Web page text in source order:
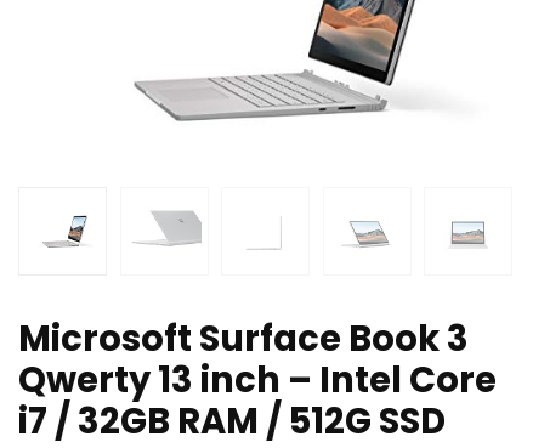
Microsoft Surface Book 3
Qwerty 13 inch – Intel Core
i7 / 32GB RAM / 512G SSD